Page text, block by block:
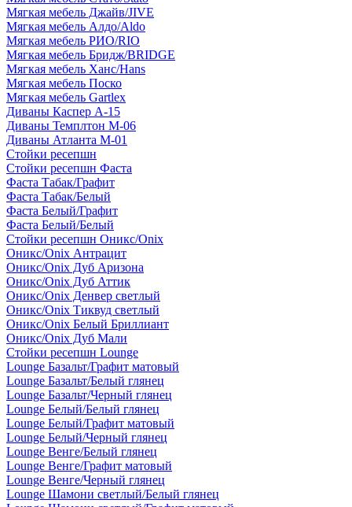
Мягкая мебель Джайв/JIVE
Мягкая мебель Алдо/Aldo
Мягкая мебель РИО/RIO
Мягкая мебель Бридж/BRIDGE
Мягкая мебель Ханс/Hans
Мягкая мебель Поско
Мягкая мебель Gartlex
Диваны Каспер А-15
Диваны Темплтон М-06
Диваны Атланта М-01
Стойки ресепшн
Стойки ресепшн Фаста
Фаста Табак/Графит
Фаста Табак/Белый
Фаста Белый/Графит
Фаста Белый/Белый
Стойки ресепшн Оникс/Onix
Оникс/Onix Антрацит
Оникс/Onix Дуб Аризона
Оникс/Onix Дуб Аттик
Оникс/Onix Денвер светлый
Оникс/Onix Тиквуд светлый
Оникс/Onix Белый Бриллиант
Оникс/Onix Дуб Мали
Стойки ресепшн Lounge
Lounge Базальт/Графит матовый
Lounge Базальт/Белый глянец
Lounge Базальт/Черный глянец
Lounge Белый/Белый глянец
Lounge Белый/Графит матовый
Lounge Белый/Черный глянец
Lounge Венге/Белый глянец
Lounge Венге/Графит матовый
Lounge Венге/Черный глянец
Lounge Шамони светлый/Белый глянец